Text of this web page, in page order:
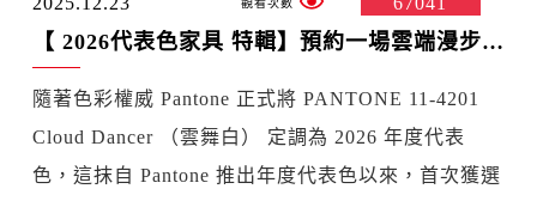
【 2026代表色家具 特輯】預約一場雲端漫步：6 款詮釋「雲舞白」精神的質感沙發與單品推薦
隨著色彩權威 Pantone 正式將 PANTONE 11-4201
Cloud Dancer （雲舞白） 定調為 2026 年度代表
色，這抹自 Pantone 推出年度代表色以來，首次獲選